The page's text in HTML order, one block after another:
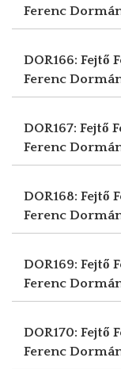
Ferenc
DOR166: Fejtő
Ferenc
DOR167: Fejtő
Ferenc
DOR168: Fejtő
Ferenc
DOR169: Fejtő
Ferenc
DOR170: Fejtő
Ferenc